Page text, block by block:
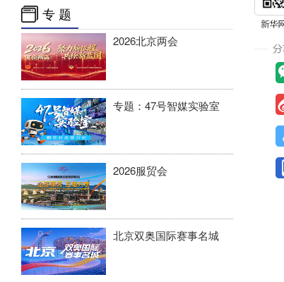
专 题
2026北京两会
专题：47号智媒实验室
2026服贸会
北京双奥国际赛事名城